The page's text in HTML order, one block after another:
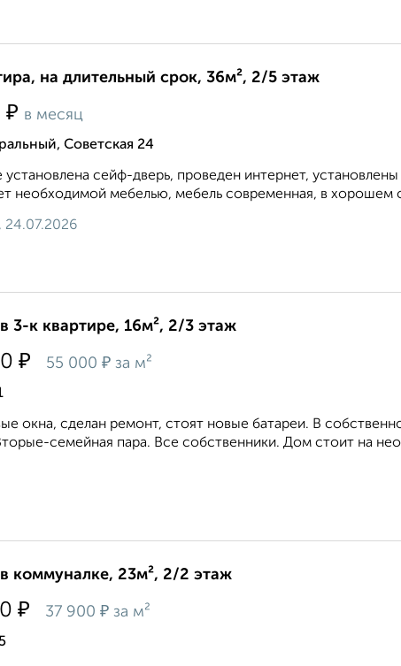
на длительный срок, 36м², 2/5 этаж
₽ в месяц
Советская 24
установлена сейф-дверь, проведен интернет,
необходимой мебелью, мебель современная, в хорошем
24.07.2026
3-к квартире, 16м², 2/3 этаж
₽ 55 000 ₽ за м²
окна, сделан ремонт, стоят новые батареи. В
семейная пара. Все собственники. Дом стоит на
коммуналке, 23м², 2/2 этаж
₽ 37 900 ₽ за м²